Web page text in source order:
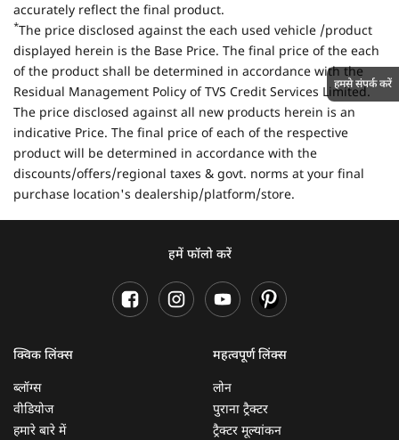
accurately reflect the final product.
*The price disclosed against the each used vehicle /product
displayed herein is the Base Price. The final price of the each
of the product shall be determined in accordance with the
Residual Management Policy of TVS Credit Services Limited.
The price disclosed against all new products herein is an
indicative Price. The final price of each of the respective
product will be determined in accordance with the
discounts/offers/regional taxes & govt. norms at your final
purchase location's dealership/platform/store.
हमें फॉलो करें
क्विक लिंक्स
ब्लॉग्स
वीडियोज
हमारे बारे में
महत्वपूर्ण लिंक्स
लोन
पुराना ट्रैक्टर
ट्रैक्टर मूल्यांकन
हमसे संपर्क करें